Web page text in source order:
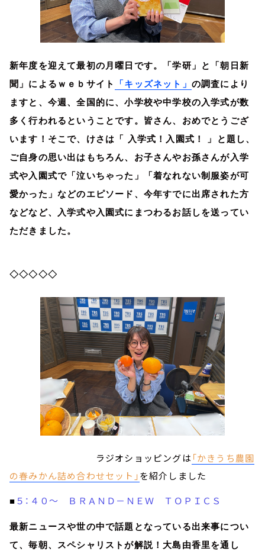
新年度を迎えて最初の月曜日です。「学研」と「朝日新
聞」によるｗｅｂサイト
「キッズネット」 の調査により
ますと、今週、全国的に、小学校や中学校の入学式が数
多く行われるということです。皆さん、おめでとうござ
います！そこで、けさは「 入学式！入園式！ 」と題し、
ご自身の思い出はもちろん、お子さんやお孫さんが入学
式や入園式で「泣いちゃった」「着なれない制服姿が可
愛かった」などのエピソード、今年すでに出席された方
などなど、入学式や入園式にまつわるお話しを送ってい
ただきました。
◇◇◇◇◇
ラジオショッピングは 「かきうち農園
の春みかん詰め合わせセット」を紹介しました
■ ５：４０～ ＢＲＡＮＤ－ＮＥＷ ＴＯＰＩＣＳ
最新ニュースや世の中で話題となっている出来事につい
て、毎朝、スペシャリストが解説！大島由香里を通し